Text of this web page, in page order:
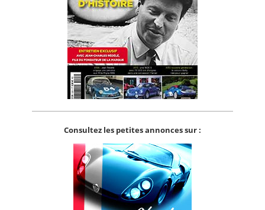
Consultez les petites annonces sur :